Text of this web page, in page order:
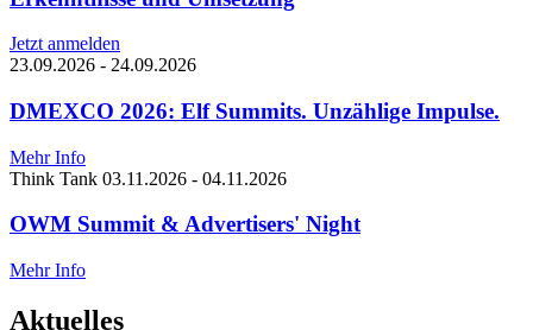
OWM Webinar: KI Kennzeichnung: Rahmen,
Erkenntnisse und Umsetzung
23.09.2026-24.09.2026
DMEXCO 2026: Elf Summits. Unzählige Impulse.
Think Tank03.11.2026-04.11.2026
OWM Summit & Advertisers' Night
Mehr Info